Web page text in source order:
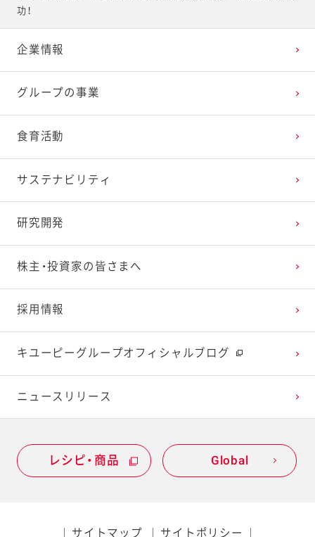
2025年4月
2025年3月
2025年2月
2024年5月
2024年4月
2024年3月
2023年6月
2023年5月
2023年4月
2022年7月
2022年6月
2022年5月
2021年8月
2021年7月
2021年6月
2020年9月
2020年8月
2020年7月
2019年10月
2019年9月
2019年8月
功！
企業情報
グループの事業
食育活動
サステナビリティ
研究開発
株主・投資家の皆さまへ
採用情報
キユーピーグループオフィシャルブログ
ニュースリリース
レシピ・商品 Global
サイトマップ サイトポリシー